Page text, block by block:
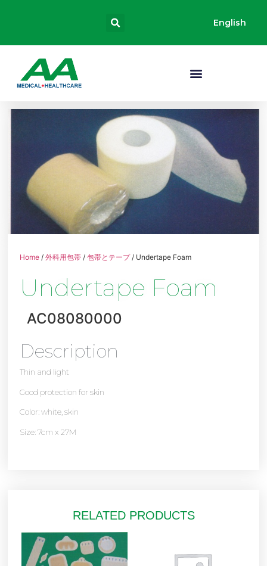
English
Home /外科用包帯 /包帯とテープ/ Undertape Foam
Undertape Foam
AC08080000
Description
Thin and light
Good protection for skin
Color: white, skin
Size: 7cm x 27M
RELATED PRODUCTS